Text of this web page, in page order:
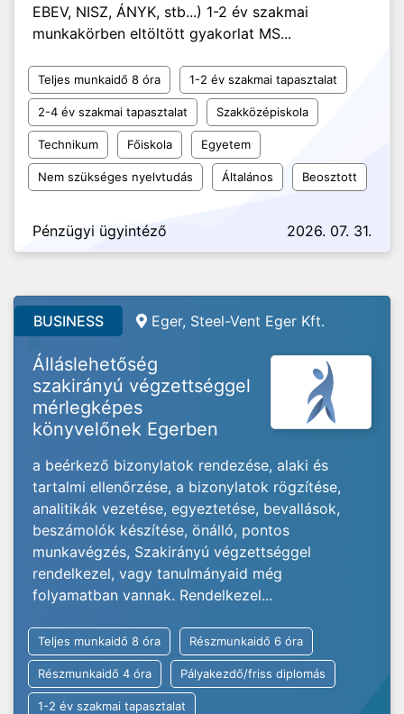
EBEV, NISZ, ÁNYK, stb...) 1-2 év szakmai
munkakörben eltöltött gyakorlat MS...
Teljes munkaidő 8 óra 1-2 év szakmai tapasztalat
2-4 év szakmai tapasztalat Szakközépiskola
Technikum Főiskola Egyetem
Nem szükséges nyelvtudás Általános Beosztott
Pénzügyi ügyintéző 2026. 07. 31.
BUSINESS Eger, Steel-Vent Eger Kft.
Álláslehetőség
szakirányú végzettséggel
mérlegképes
könyvelőnek Egerben
a beérkező bizonylatok rendezése, alaki és
tartalmi ellenőrzése, a bizonylatok rögzítése,
analitikák vezetése, egyeztetése, bevallások,
beszámolók készítése, önálló, pontos
munkavégzés, Szakirányú végzettséggel
rendelkezel, vagy tanulmányaid még
folyamatban vannak. Rendelkezel...
Teljes munkaidő 8 óra Részmunkaidő 6 óra
Részmunkaidő 4 óra Pályakezdő/friss diplomás
1-2 év szakmai tapasztalat